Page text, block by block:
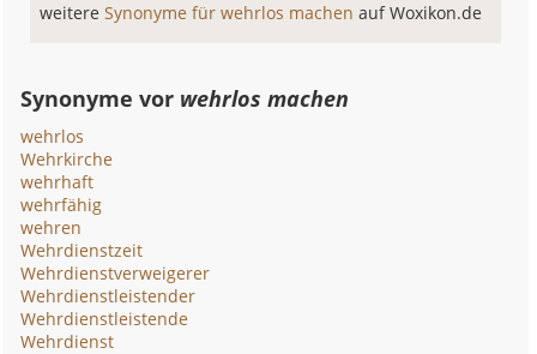
weitereSynonyme für wehrlos machenauf Woxikon.de
Synonyme vor wehrlos machen
wehrlos
Wehrkirche
wehrhaft
wehrfähig
wehren
Wehrdienstzeit
Wehrdienstverweigerer
Wehrdienstleistender
Wehrdienstleistende
Wehrdienst